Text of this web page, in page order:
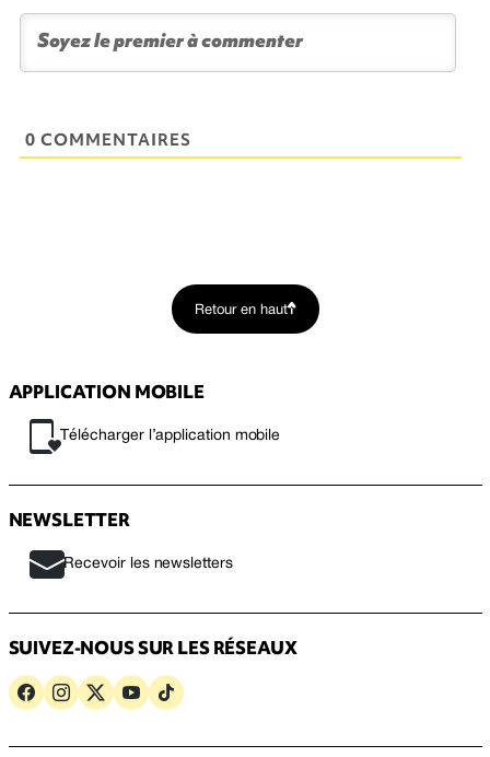
0 COMMENTAIRES
Retour en haut
APPLICATION MOBILE
Télécharger l’application mobile
NEWSLETTER
Recevoir les newsletters
SUIVEZ-NOUS SUR LES RÉSEAUX